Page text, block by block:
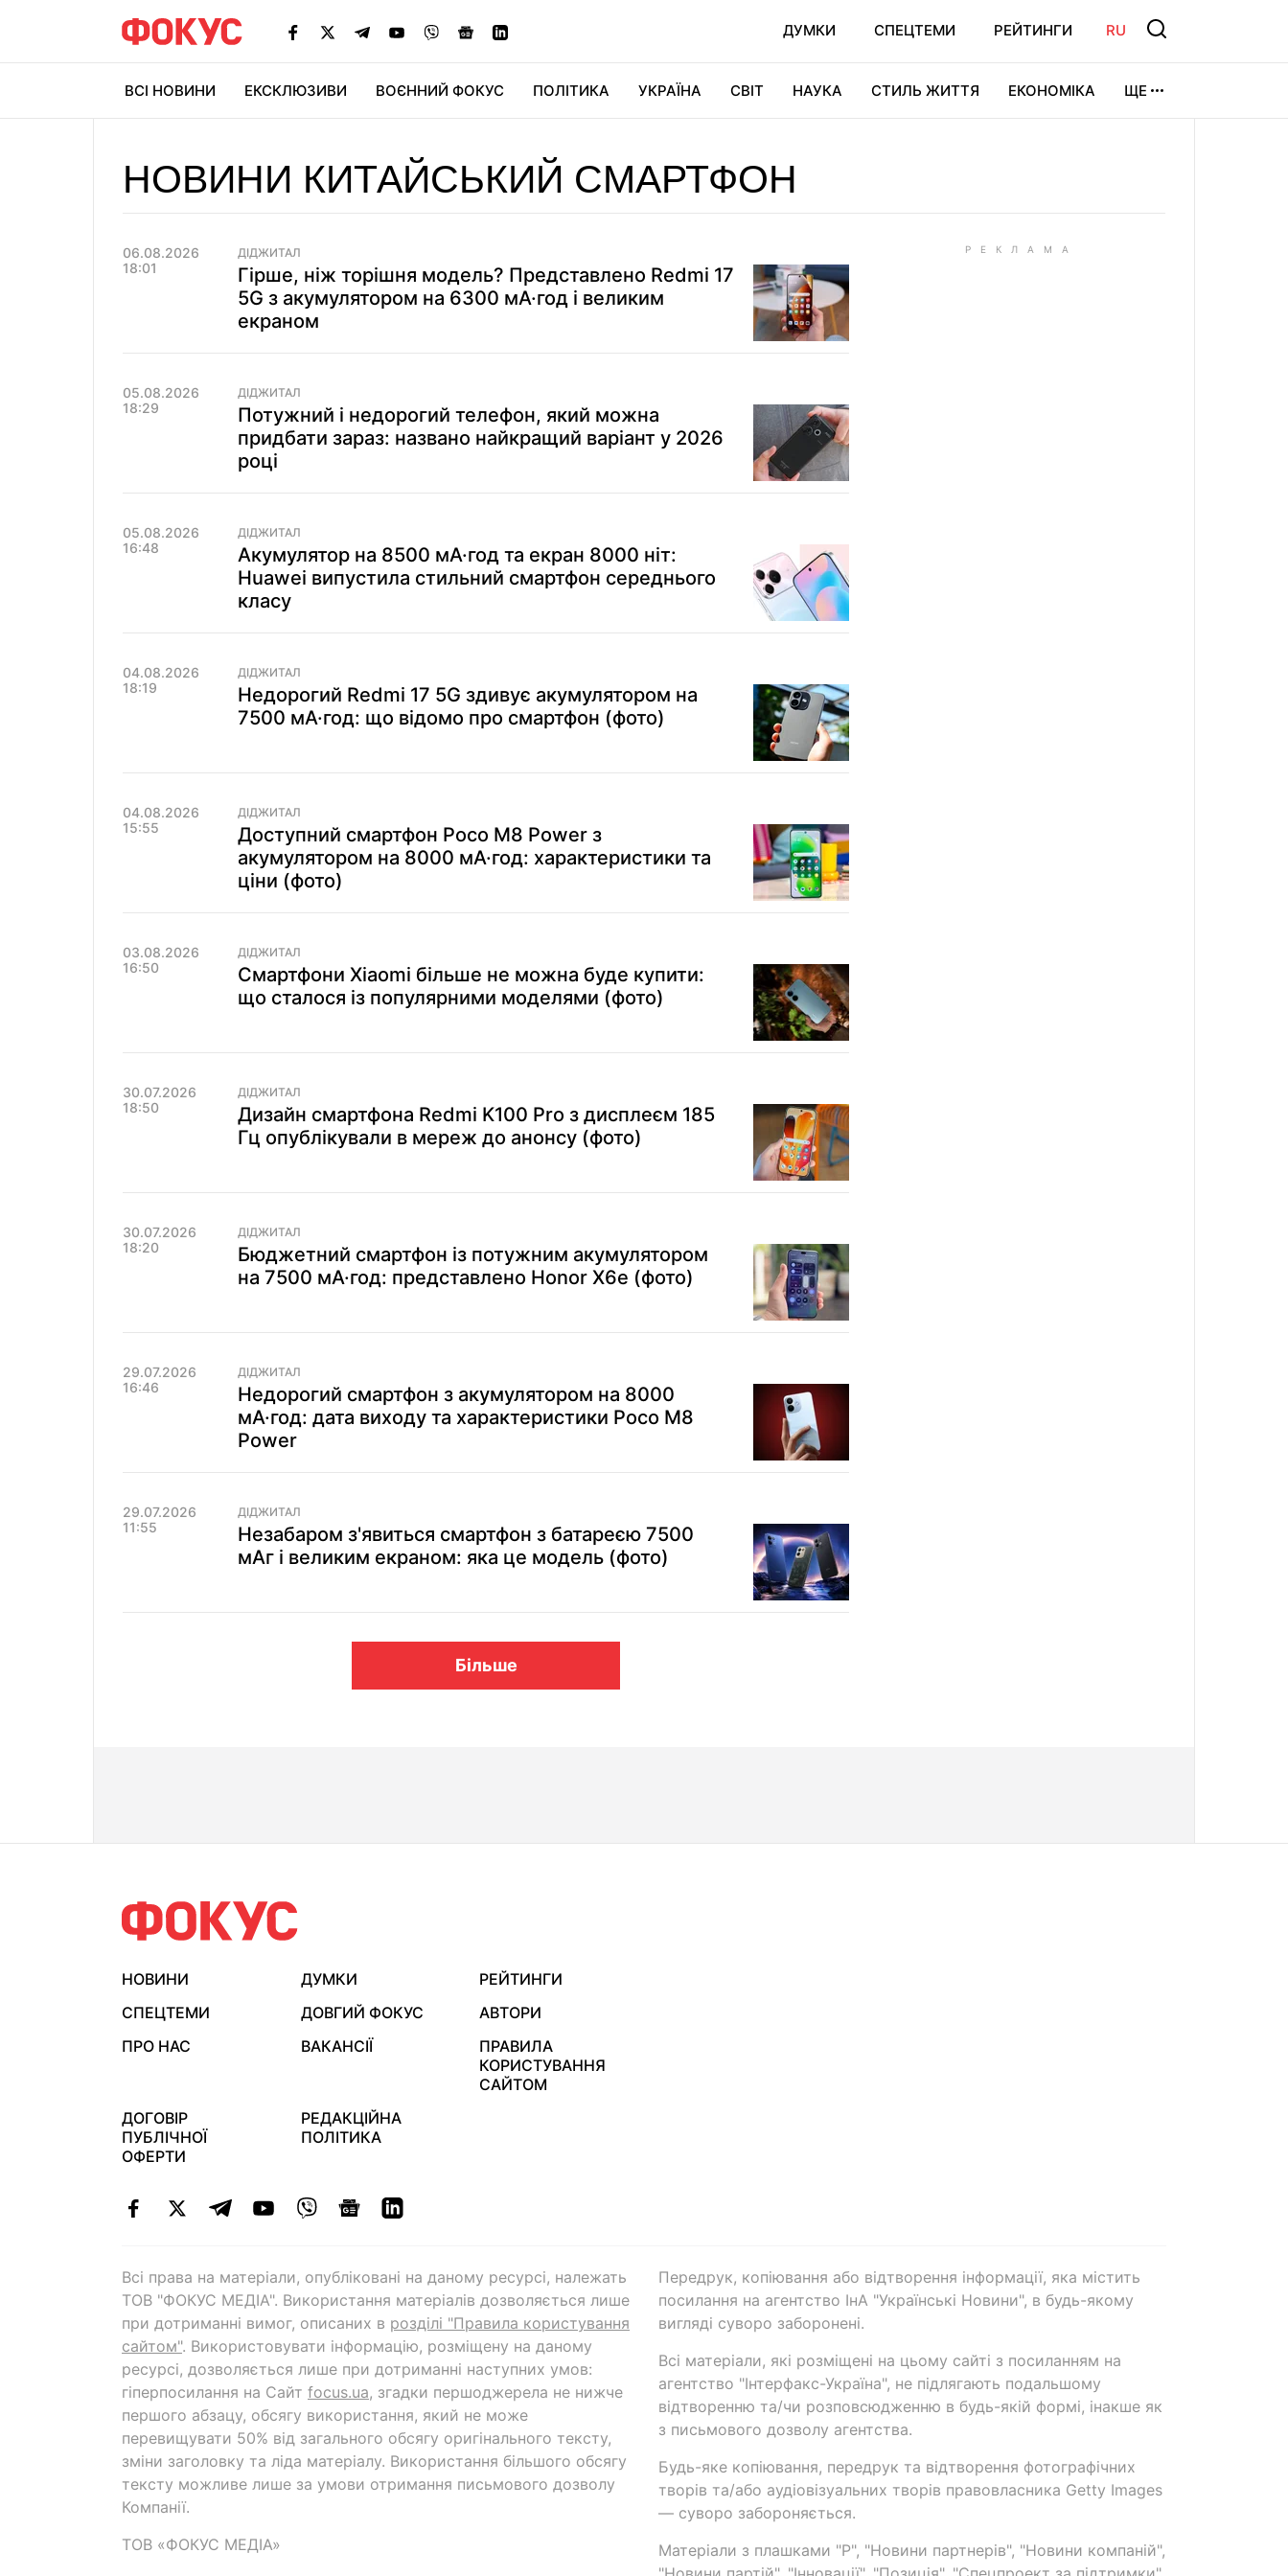
ДУМКИ СПЕЦТЕМИ РЕЙТИНГИ RU
ВСІ НОВИНИ ЕКСКЛЮЗИВИ ВОЄННИЙ ФОКУС ПОЛІТИКА УКРАЇНА СВІТ НАУКА СТИЛЬ ЖИТТЯ ЕКОНОМІКА ЩЕ
НОВИНИ КИТАЙСЬКИЙ СМАРТФОН
06.08.2026
18:01
ДІДЖИТАЛ
Гірше, ніж торішня модель? Представлено Redmi 17
5G з акумулятором на 6300 мА·год і великим
екраном
05.08.2026
18:29
ДІДЖИТАЛ
Потужний і недорогий телефон, який можна
придбати зараз: названо найкращий варіант у 2026
році
05.08.2026
16:48
ДІДЖИТАЛ
Акумулятор на 8500 мА·год та екран 8000 ніт:
Huawei випустила стильний смартфон середнього
класу
04.08.2026
18:19
ДІДЖИТАЛ
Недорогий Redmi 17 5G здивує акумулятором на
7500 мА·год: що відомо про смартфон (фото)
04.08.2026
15:55
ДІДЖИТАЛ
Доступний смартфон Poco M8 Power з
акумулятором на 8000 мА·год: характеристики та
ціни (фото)
03.08.2026
16:50
ДІДЖИТАЛ
Смартфони Xiaomi більше не можна буде купити:
що сталося із популярними моделями (фото)
30.07.2026
18:50
ДІДЖИТАЛ
Дизайн смартфона Redmi K100 Pro з дисплеєм 185
Гц опублікували в мереж до анонсу (фото)
30.07.2026
18:20
ДІДЖИТАЛ
Бюджетний смартфон із потужним акумулятором
на 7500 мА·год: представлено Honor X6e (фото)
29.07.2026
16:46
ДІДЖИТАЛ
Недорогий смартфон з акумулятором на 8000
мА·год: дата виходу та характеристики Poco M8
Power
29.07.2026
11:55
ДІДЖИТАЛ
Незабаром з'явиться смартфон з батареєю 7500
мАг і великим екраном: яка це модель (фото)
Більше
НОВИНИ ДУМКИ
РЕЙТИНГИ
СПЕЦТЕМИ
ДОВГИЙ ФОКУС
АВТОРИ
ПРО НАС
ВАКАНСІЇ
ПРАВИЛА
КОРИСТУВАННЯ
САЙТОМ
ДОГОВІР
ПУБЛІЧНОЇ
ОФЕРТИ
РЕДАКЦІЙНА
ПОЛІТИКА
Всі права на матеріали, опубліковані на даному ресурсі, належать
ТОВ "ФОКУС МЕДІА". Використання матеріалів дозволяється лише
при дотриманні вимог, описаних в розділі "Правила користування
сайтом". Використовувати інформацію, розміщену на даному
ресурсі, дозволяється лише при дотриманні наступних умов:
гіперпосилання на Cайт focus.ua, згадки першоджерела не нижче
першого абзацу, обсягу використання, який не може
перевищувати 50% від загального обсягу оригінального тексту,
зміни заголовку та ліда матеріалу. Використання більшого обсягу
тексту можливе лише за умови отримання письмового дозволу
Компанії.
ТОВ «ФОКУС МЕДІА»
Передрук, копіювання або відтворення інформації, яка містить
посилання на агентство ІнА "Українські Новини", в будь-якому
вигляді суворо заборонені.
Всі матеріали, які розміщені на цьому сайті з посиланням на
агентство "Інтерфакс-Україна", не підлягають подальшому
відтворенню та/чи розповсюдженню в будь-якій формі, інакше як
з письмового дозволу агентства.
Будь-яке копіювання, передрук та відтворення фотографічних
творів та/або аудіовізуальних творів правовласника Getty Images
— суворо забороняється.
Матеріали з плашками "Р", "Новини партнерів", "Новини компаній",